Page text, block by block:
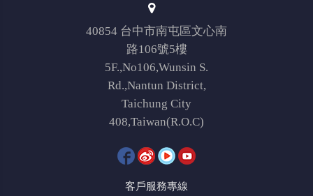
40854 台中市南屯區文心南
路106號5樓
5F.,No106,Wunsin S.
Rd.,Nantun District,
Taichung City
408,Taiwan(R.O.C)
客戶服務專線